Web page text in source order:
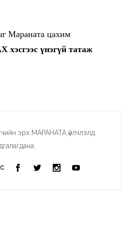
Мараната цахим
үнэгүй татаж
эрх МАРАНАТА үйлчлэлд